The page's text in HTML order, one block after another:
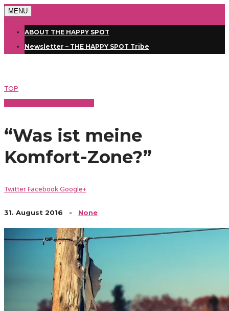
MENU
ABOUT THE HAPPY SPOT
Newsletter – THE HAPPY SPOT Tribe
TOP
“Was ist meine
Komfort-Zone?”
TwitterFacebookGoogle+
31. August 2016 - None